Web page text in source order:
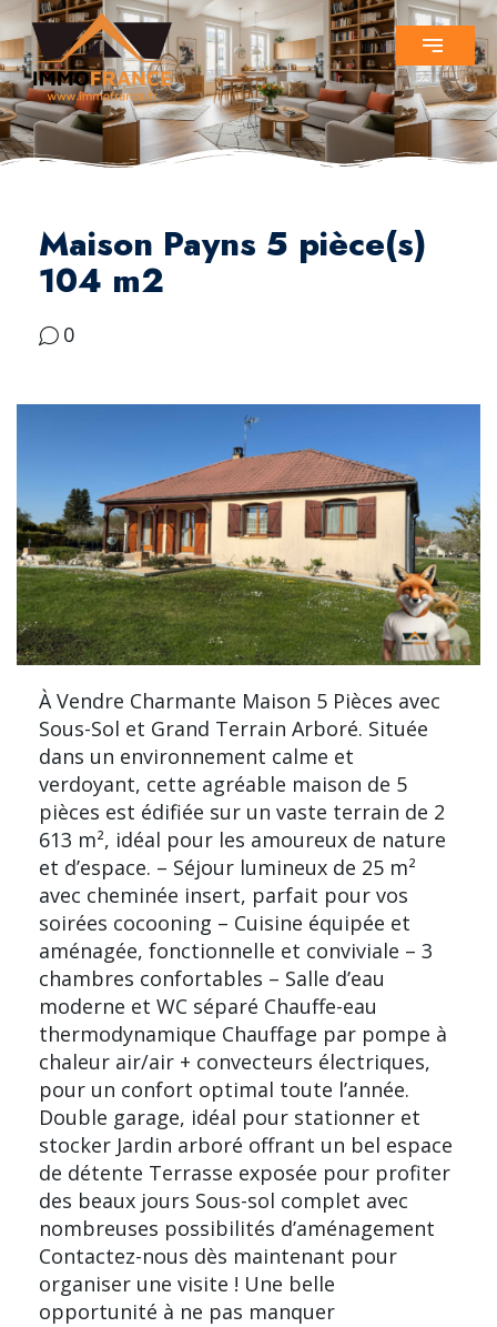
Maison Payns 5 pièce(s)
104 m2
0
À Vendre Charmante Maison 5 Pièces avec
Sous-Sol et Grand Terrain Arboré. Située
dans un environnement calme et
verdoyant, cette agréable maison de 5
pièces est édifiée sur un vaste terrain de 2
613 m², idéal pour les amoureux de nature
et d’espace. – Séjour lumineux de 25 m²
avec cheminée insert, parfait pour vos
soirées cocooning – Cuisine équipée et
aménagée, fonctionnelle et conviviale – 3
chambres confortables – Salle d’eau
moderne et WC séparé Chauffe-eau
thermodynamique Chauffage par pompe à
chaleur air/air + convecteurs électriques,
pour un confort optimal toute l’année.
Double garage, idéal pour stationner et
stocker Jardin arboré offrant un bel espace
de détente Terrasse exposée pour profiter
des beaux jours Sous-sol complet avec
nombreuses possibilités d’aménagement
Contactez-nous dès maintenant pour
organiser une visite ! Une belle
opportunité à ne pas manquer